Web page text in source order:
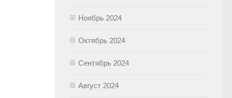
Ноябрь 2024
Октябрь 2024
Сентябрь 2024
Август 2024